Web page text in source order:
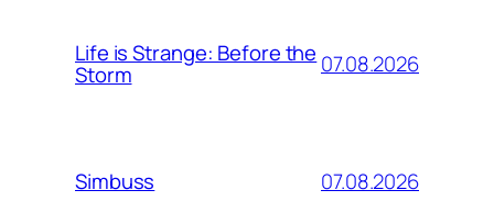
Life is Strange: Before the
Storm 07.08.2026
Simbuss 07.08.2026